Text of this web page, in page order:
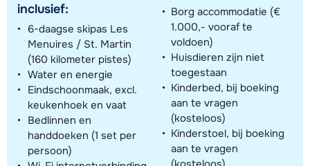
inclusief:
6-daagse skipas Les
Menuires / St. Martin
(160 kilometer pistes)
Water en energie
Eindschoonmaak, excl.
keukenhoek en vaat
Bedlinnen en
handdoeken (1 set per
persoon)
Borg accommodatie (€
1.000,- vooraf te
voldoen)
Huisdieren zijn niet
toegestaan
Kinderbed, bij boeking
aan te vragen
(kosteloos)
Kinderstoel, bij boeking
aan te vragen